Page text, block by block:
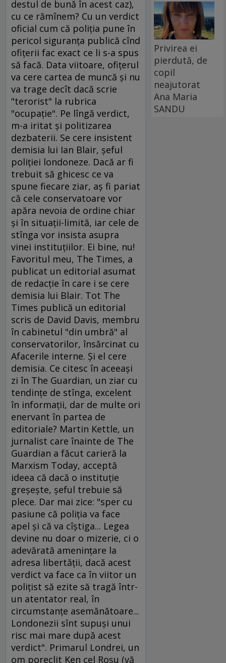
destul de bună în acest caz),
cu ce rămînem? Cu un verdict
oficial cum că poliţia pune în
pericol siguranţa publică cînd
ofiţerii fac exact ce li s-a spus
să facă. Data viitoare, ofiţerul
va cere cartea de muncă şi nu
va trage decît dacă scrie
"terorist" la rubrica
"ocupaţie". Pe lîngă verdict,
m-a iritat şi politizarea
dezbaterii. Se cere insistent
demisia lui Ian Blair, şeful
poliţiei londoneze. Dacă ar fi
trebuit să ghicesc ce va
spune fiecare ziar, aş fi pariat
că cele conservatoare vor
apăra nevoia de ordine chiar
şi în situaţii-limită, iar cele de
stînga vor insista asupra
vinei instituţiilor. Ei bine, nu!
Favoritul meu, The Times, a
publicat un editorial asumat
de redacţie în care i se cere
demisia lui Blair. Tot The
Times publică un editorial
scris de David Davis, membru
în cabinetul "din umbră" al
conservatorilor, însărcinat cu
Afacerile interne. Şi el cere
demisia. Ce citesc în aceeaşi
zi în The Guardian, un ziar cu
tendinţe de stînga, excelent
în informaţii, dar de multe ori
enervant în partea de
editoriale? Martin Kettle, un
jurnalist care înainte de The
Guardian a făcut carieră la
Marxism Today, acceptă
ideea că dacă o instituţie
greşeşte, şeful trebuie să
plece. Dar mai zice: "sper cu
pasiune că poliţia va face
apel şi că va cîştiga... Legea
devine nu doar o mizerie, ci o
adevărată ameninţare la
adresa libertăţii, dacă acest
verdict va face ca în viitor un
poliţist să ezite să tragă într-
un atentator real, în
circumstanţe asemănătoare...
Londonezii sînt supuşi unui
risc mai mare după acest
verdict". Primarul Londrei, un
om poreclit Ken cel Roşu (vă
Privirea ei
pierdută, de
copil
neajutorat
Ana Maria
SANDU